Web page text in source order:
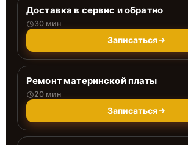
Доставка в сервис и обратно
30 мин
Записаться
Ремонт материнской платы
20 мин
Записаться